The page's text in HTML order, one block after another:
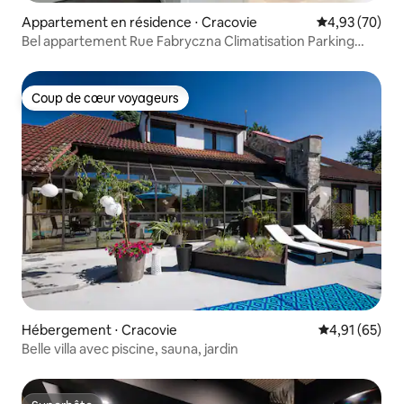
Appartement en résidence ⋅ Cracovie Évaluation
4,93 (70)
Bel appartement Rue Fabryczna Climatisation Parking
Coup de cœur voyageurs
Coup de cœur voyageurs
Hébergement ⋅ Cracovie Évaluation
4,91 (65)
Belle villa avec piscine, sauna, jardin